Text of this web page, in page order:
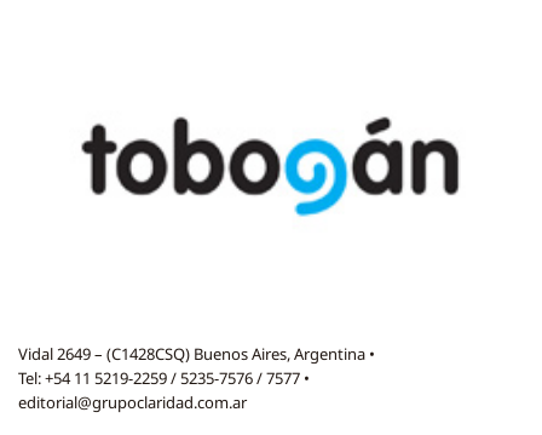
Vidal 2649 – (C1428CSQ) Buenos Aires, Argentina •
Tel: +54 11 5219-2259 / 5235-7576 / 7577 •
editorial@grupoclaridad.com.ar